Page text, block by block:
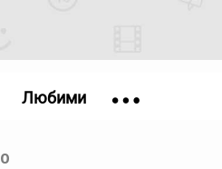
0
Любими